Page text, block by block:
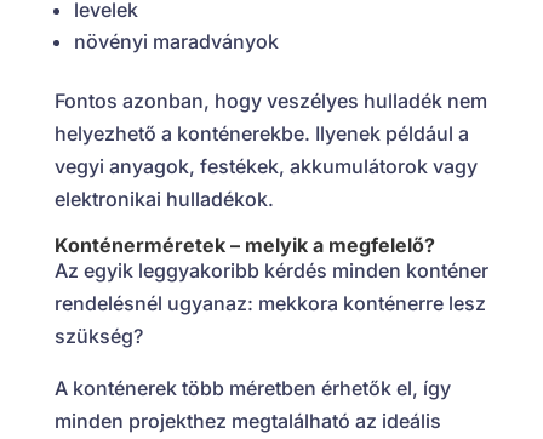
levelek
növényi maradványok
Fontos azonban, hogy veszélyes hulladék nem
helyezhető a konténerekbe. Ilyenek például a
vegyi anyagok, festékek, akkumulátorok vagy
elektronikai hulladékok.
Konténerméretek – melyik a megfelelő?
Az egyik leggyakoribb kérdés minden konténer
rendelésnél ugyanaz: mekkora konténerre lesz
szükség?
A konténerek több méretben érhetők el, így
minden projekthez megtalálható az ideális